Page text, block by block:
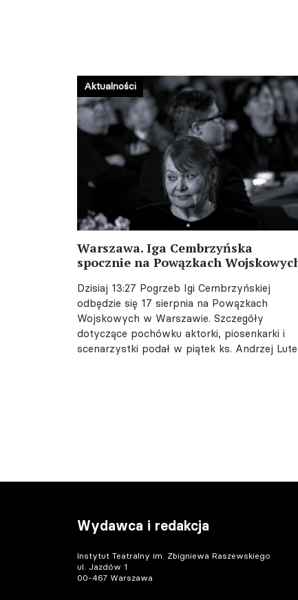
Warszawa. Iga Cembrzyńska
spocznie na Powązkach
Dzisiaj 13:27 Pogrzeb Igi Cembrzyńskiej
odbędzie się 17 sierpnia na Powązkach
Wojskowych w Warszawie. Szczegóły
dotyczące pochówku aktorki, piosenkarki i
scenarzystki podał w piątek ks. Andrzej
Aktualności
Wydawca i redakcja
Instytut Teatralny im. Zbigniewa Raszewskiego
ul. Jazdów 1
00-467 Warszawa